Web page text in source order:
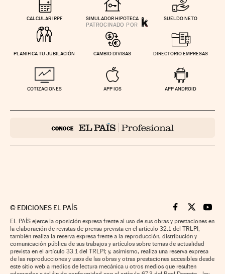
CALCULAR IRPF SIMULADOR HIPOTECA SUELDO NETO
PLANIFICA TU JUBILACIÓN CAMBIO DIVISAS DIRECTORIO EMPRESAS
COTIZACIONES APP IOS APP ANDROID
© EDICIONES EL PAÍS Cinco Días en
Cinco Días
Cinco
EL PAÍS ejerce la oposición expresa frente al uso de sus obras y prestaciones en
la elaboración de revistas de prensa prevista en el artículo 32.1 del TRLPI;
también realiza la reserva expresa frente a la reproducción, distribución y
comunicación pública de sus trabajos y artículos sobre temas de actualidad
prevista en el artículo 33.1 del TRLPI; y, asimismo, realiza una reserva expresa
de las reproducciones y usos de las obras y otras prestaciones accesibles desde
este sitio web a medios de lectura mecánica u otros medios que resulten